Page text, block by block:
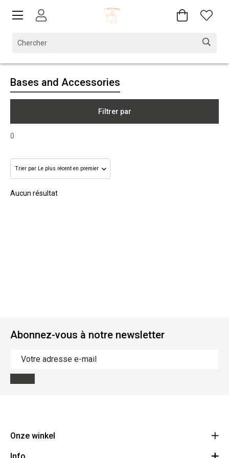
Bases and Accessories
Filtrer par
0
Aucun résultat
Abonnez-vous à notre newsletter
Onze winkel